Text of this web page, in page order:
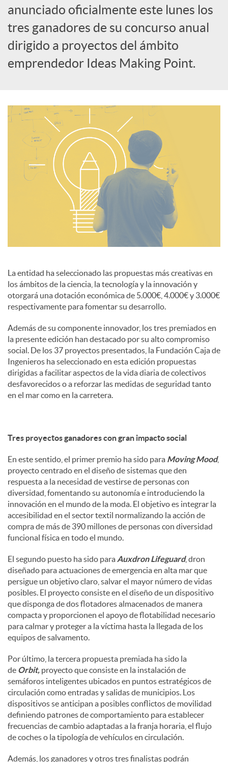
S
o
i
s
anunciado oficialmente este lunes los
tres ganadores de su concurso anual
dirigido a proyectos del ámbito
emprendedor Ideas Making Point.
La entidad ha seleccionado las propuestas más creativas en
los ámbitos de la ciencia, la tecnología y la innovación y
otorgará una dotación económica de 5.000€, 4.000€ y 3.000€
respectivamente para fomentar su desarrollo.
Además de su componente innovador, los tres premiados en
la presente edición han destacado por su alto compromiso
social. De los 37 proyectos presentados, la Fundación Caja de
Ingenieros ha seleccionado en esta edición propuestas
dirigidas a facilitar aspectos de la vida diaria de colectivos
desfavorecidos o a reforzar las medidas de seguridad tanto
en el mar como en la carretera.
Tres proyectos ganadores con gran impacto social
En este sentido, el primer premio ha sido para Moving Mood,
proyecto centrado en el diseño de sistemas que den
respuesta a la necesidad de vestirse de personas con
diversidad, fomentando su autonomía e introduciendo la
innovación en el mundo de la moda. El objetivo es integrar la
accesibilidad en el sector textil normalizando la acción de
compra de más de 390 millones de personas con diversidad
funcional física en todo el mundo.
El segundo puesto ha sido para Auxdron Lifeguard, dron
diseñado para actuaciones de emergencia en alta mar que
persigue un objetivo claro, salvar el mayor número de vidas
posibles. El proyecto consiste en el diseño de un dispositivo
que disponga de dos flotadores almacenados de manera
compacta y proporcionen el apoyo de flotabilidad necesario
para calmar y proteger a la víctima hasta la llegada de los
equipos de salvamento.
Por último, la tercera propuesta premiada ha sido la
de Orbit, proyecto que consiste en la instalación de
semáforos inteligentes ubicados en puntos estratégicos de
circulación como entradas y salidas de municipios. Los
dispositivos se anticipan a posibles conflictos de movilidad
definiendo patrones de comportamiento para establecer
frecuencias de cambio adaptadas a la franja horaria, el flujo
de coches o la tipología de vehículos en circulación.
Además, los ganadores y otros tres finalistas podrán